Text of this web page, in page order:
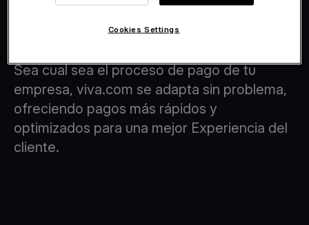
Flujos de Pago con Tecnología Tap on
Sea cual sea el proceso de pago de tu
empresa, viva.com se adapta sin problema,
ofreciendo pagos más rápidos y
optimizados para una mejor Experiencia del
cliente.
Cookies Settings